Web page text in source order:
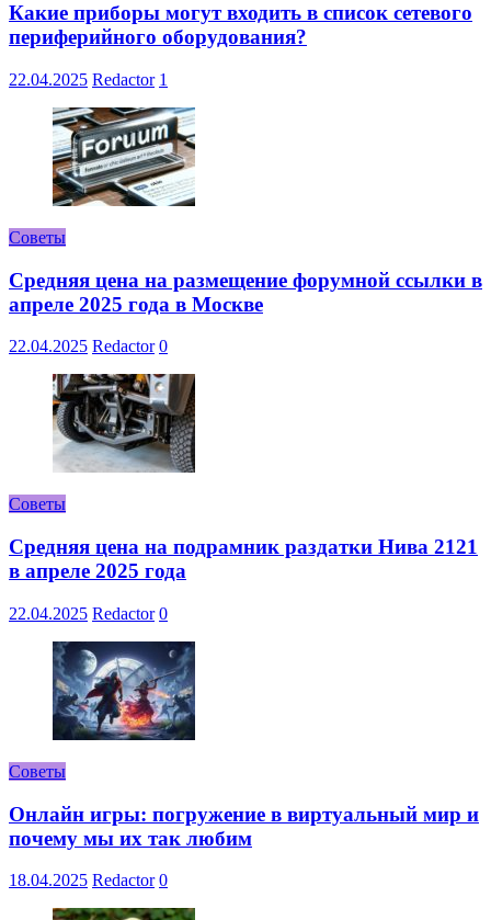
Какие приборы могут входить в список сетевого
периферийного оборудования?
22.04.2025 Redactor 1
Советы
Средняя цена на размещение форумной ссылки в
апреле 2025 года в Москве
22.04.2025 Redactor 0
Советы
Средняя цена на подрамник раздатки Нива 2121
в апреле 2025 года
22.04.2025 Redactor 0
Советы
Онлайн игры: погружение в виртуальный мир и
почему мы их так любим
18.04.2025 Redactor 0